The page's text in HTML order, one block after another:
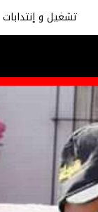
تشغيل و إنتدابات